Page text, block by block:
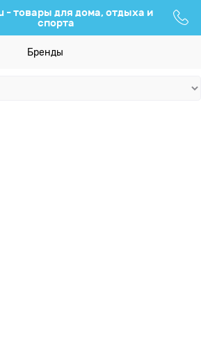
- товары для дома, отдыха и
спорта
Бренды